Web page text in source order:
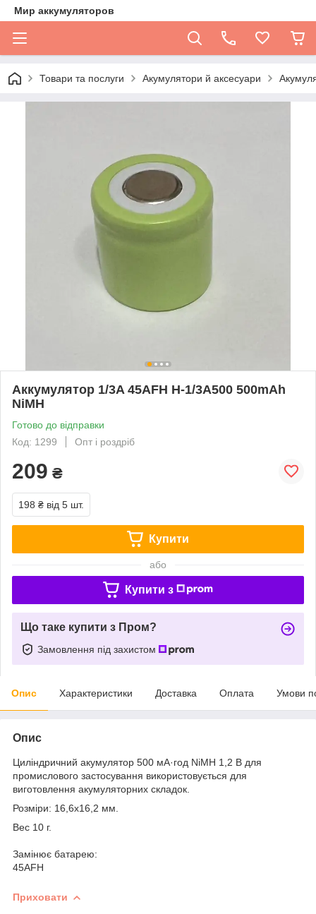
Мир аккумуляторов
Товари та послуги Акумулятори й аксесуари
Аккумулятор 1/3A 45AFH H-1/3A500 500mAh
NiMH
Готово до відправки
Код: 1299
Опт і роздріб
209 ₴
198 ₴ від 5 шт.
Купити
або
Купити з
Що таке купити з Пром?
Замовлення під захистом
Опис Характеристики Доставка Оплата Умови
Опис
Циліндричний акумулятор 500 мА·год NiMH 1,2 В для
промислового застосування використовується для
виготовлення акумуляторних складок.
Розміри: 16,6x16,2 мм.
Вес 10 г.
Замінює батарею:
45AFH
Приховати